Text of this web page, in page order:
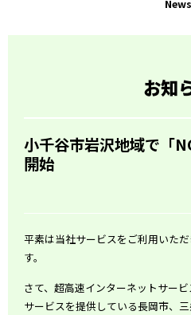
News
お知
小千谷市岩沢地域で「
開始
平素は当社サービスをご利用いた
す。
さて、超高速インターネットサー
サービスを提供している長岡市、